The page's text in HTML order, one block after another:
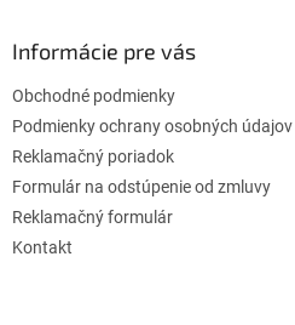
Informácie pre vás
Obchodné podmienky
Podmienky ochrany osobných údajov
Reklamačný poriadok
Formulár na odstúpenie od zmluvy
Reklamačný formulár
Kontakt